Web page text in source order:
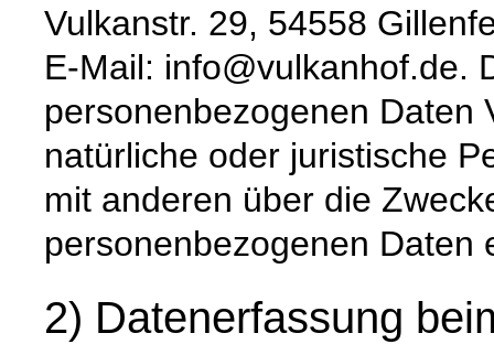
Vulkanstr. 29, 54558
E-Mail: info@vulkanhof.de.
personenbezogenen Daten
natürliche oder juristische
mit anderen über die
personenbezogenen Daten
2) Datenerfassung